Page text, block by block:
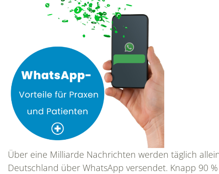
Über eine Milliarde Nachrichten werden täglich
Deutschland über WhatsApp versendet. Knapp 90